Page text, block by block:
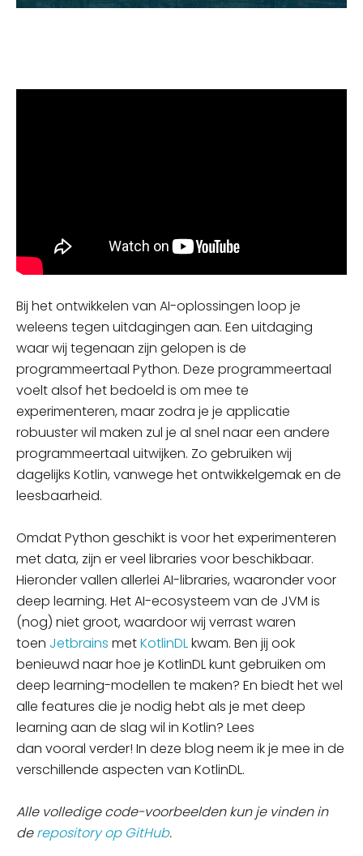
Bij het ontwikkelen van AI-oplossingen loop je
weleens tegen uitdagingen aan. Een uitdaging
waar wij tegenaan zijn gelopen is de
programmeertaal Python. Deze programmeertaal
voelt alsof het bedoeld is om mee te
experimenteren,maar zodra je je applicatie
robuuster wil maken zul je al snel naar een andere
programmeertaal uitwijken. Zo gebruiken wij
dagelijks Kotlin, vanwege het ontwikkelgemak en de
leesbaarheid.
Omdat Python geschikt is voor het experimenteren
met data, zijn er veel libraries voor beschikbaar.
Hieronder vallen allerlei AI-libraries,waarondervoor
deep learning. Het AI-ecosysteem van de JVM is
(nog) niet groot, waardoor wij verrast waren
toen Jetbrains metKotlinDLkwam. Ben jij ook
benieuwd naar hoe je KotlinDL kunt gebruiken om
deep learning-modellen te maken? En biedt het wel
alle features die je nodig hebt als je met deep
learning aan de slag wil in Kotlin? Lees
dan vooral verder! In deze blog neem ik je mee in de
verschillende aspecten van KotlinDL.
Alle volledige code-voorbeelden kun je vinden in
de repository op GitHub.